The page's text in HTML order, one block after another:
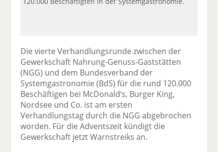
Die vierte Verhandlungsrunde zwischen der
Gewerkschaft Nahrung-Genuss-Gaststätten
(NGG) und dem Bundesverband der
Systemgastronomie (BdS) für die rund 120.000
Beschäftigen bei McDonald‘s, Burger King,
Nordsee und Co. ist am ersten
Verhandlungstag durch die NGG abgebrochen
worden. Für die Adventszeit kündigt die
Gewerkschaft jetzt Warnstreiks an.